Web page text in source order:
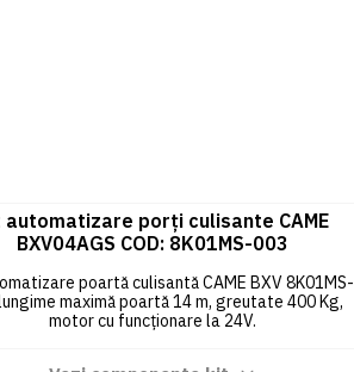
automatizare porți culisante CAME
BXV04AGS COD: 8K01MS-003
poartă culisantă CAME BXV 8K01MS-
maximă poartă 14 m, greutate 400 Kg,
motor cu funcționare la 24V.